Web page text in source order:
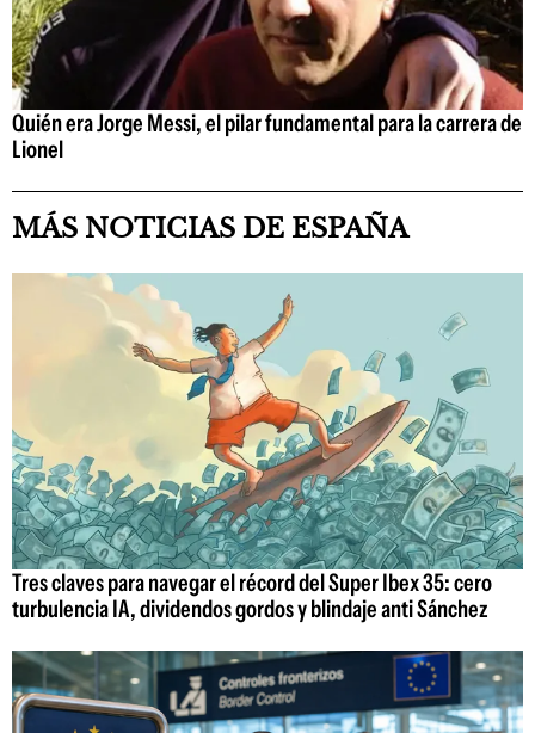
Quién era Jorge Messi, el pilar fundamental para la carrera de
Lionel
MÁS NOTICIAS DE ESPAÑA
Tres claves para navegar el récord del Super Ibex 35: cero
turbulencia IA, dividendos gordos y blindaje anti Sánchez